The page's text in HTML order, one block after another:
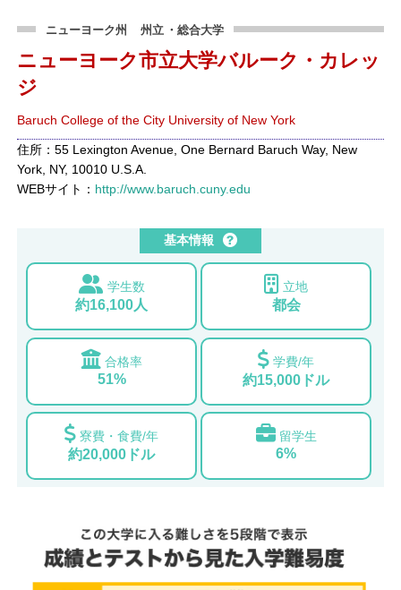
ニューヨーク州 州立 ・総合大学
ニューヨーク市立大学バルーク・カレッ
ジ
Baruch College of the City University of New York
住所：55 Lexington Avenue, One Bernard Baruch Way, New
York, NY, 10010 U.S.A.
WEBサイト： http://www.baruch.cuny.edu
基本情報
学生数
約16,100人
立地
都会
合格率
51%
学費/年
約15,000ドル
寮費・食費/年
約20,000ドル
留学生
6%